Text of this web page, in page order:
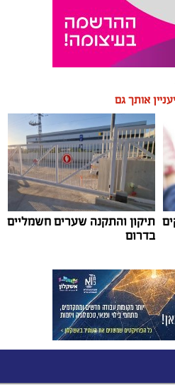
אותך גם
תיקון והתקנה שערים חשמליים
בדרום